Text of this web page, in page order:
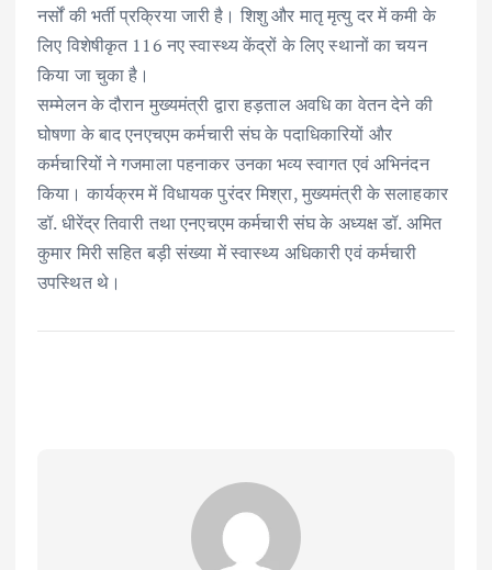
नर्सों की भर्ती प्रक्रिया जारी है। शिशु और मातृ मृत्यु दर में कमी के
लिए विशेषीकृत 116 नए स्वास्थ्य केंद्रों के लिए स्थानों का चयन
किया जा चुका है।
सम्मेलन के दौरान मुख्यमंत्री द्वारा हड़ताल अवधि का वेतन देने की
घोषणा के बाद एनएचएम कर्मचारी संघ के पदाधिकारियों और
कर्मचारियों ने गजमाला पहनाकर उनका भव्य स्वागत एवं अभिनंदन
किया। कार्यक्रम में विधायक पुरंदर मिश्रा, मुख्यमंत्री के सलाहकार
डॉ. धीरेंद्र तिवारी तथा एनएचएम कर्मचारी संघ के अध्यक्ष डॉ. अमित
कुमार मिरी सहित बड़ी संख्या में स्वास्थ्य अधिकारी एवं कर्मचारी
उपस्थित थे।